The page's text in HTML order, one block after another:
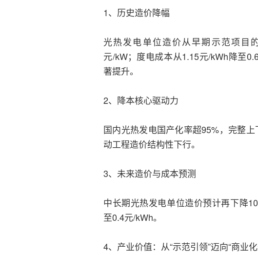
1、历史造价降幅
光热发电单位造价从早期示范项目
元/kW；度电成本从1.15元/kWh降至
著提升。
2、降本核心驱动力
国内光热发电国产化率超95%，完整
动工程造价结构性下行。
3、未来造价与成本预测
中长期光热发电单位造价预计再下降
至0.4元/kWh。
4、产业价值：从“示范引领”迈向“商业